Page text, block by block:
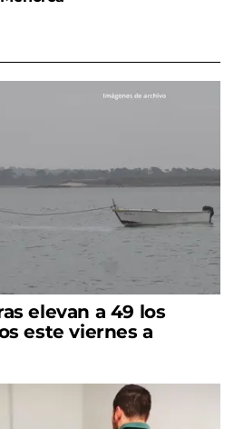
elevan a 49 los
este viernes a